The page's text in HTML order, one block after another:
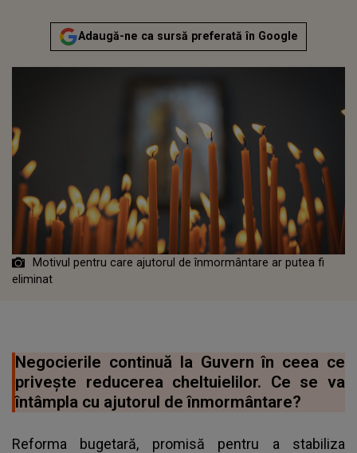
Adaugă-ne ca sursă preferată în Google
Motivul pentru care ajutorul de înmormântare ar putea fi
eliminat
Negocierile continuă la Guvern în ceea ce
privește reducerea cheltuielilor. Ce se va
întâmpla cu ajutorul de înmormântare?
Reforma bugetară, promisă pentru a stabiliza